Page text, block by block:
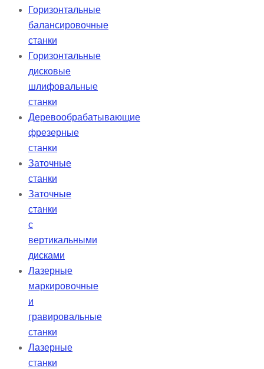
Горизонтальные
балансировочные
станки
Горизонтальные
дисковые
шлифовальные
станки
Деревообрабатывающие
фрезерные
станки
Заточные
станки
Заточные
станки
с
вертикальными
дисками
Лазерные
маркировочные
и
гравировальные
станки
Лазерные
станки